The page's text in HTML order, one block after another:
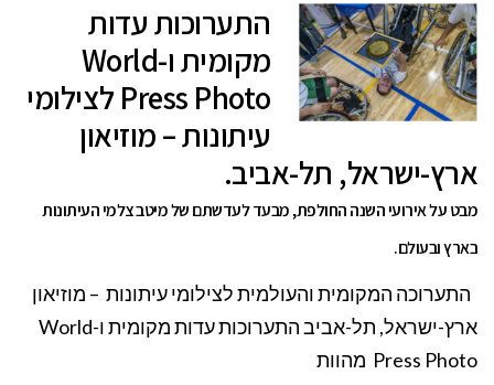
התערוכות עדות
מקומית ו-World
Press Photo לצילומי
עיתונות – מוזיאון
ארץ-ישראל, תל-אביב.
מבט על אירועי השנה החולפת, מבעד לעדשתם של מיטב צלמי העיתונות
בארץ ובעולם.
התערוכה המקומית והעולמית לצילומי עיתונות – מוזיאון
ארץ-ישראל, תל-אביב התערוכות עדות מקומית ו-World
Press Photo מהוות